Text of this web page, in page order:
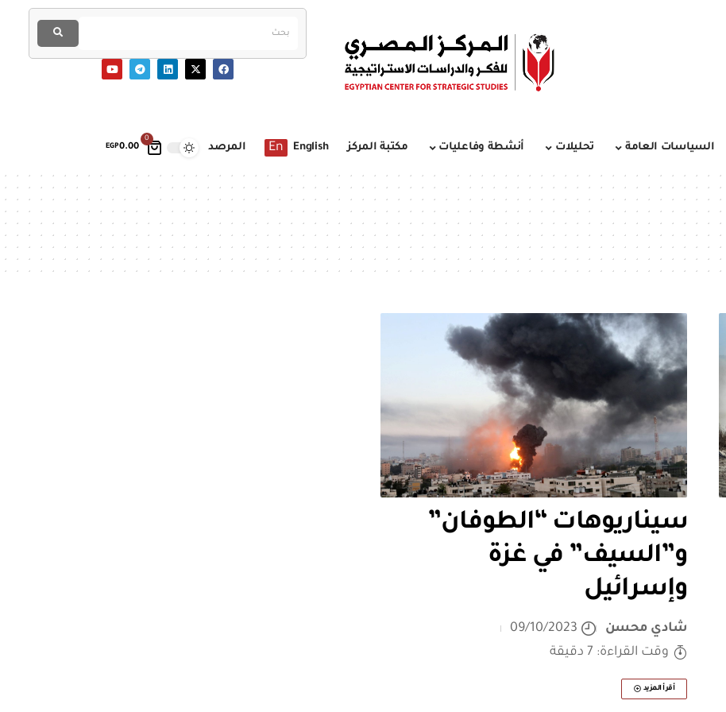
0
EGP0.00 السياسات العامة تحليلات أنشطة وفاعليات مكتبة المركز English
En المرصد
سيناريوهات “الطوفان”
و”السيف” في غزة
وإسرائيل
شادي محسن
09/10/2023
وقت القراءة: 7 دقيقة
أقرأ المزيد